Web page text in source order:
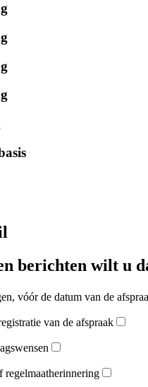
berichten wilt u
vóór de datum van de
van de afspraak
regelmaatherinnering